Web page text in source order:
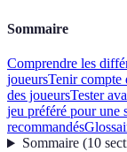
Sommaire
Comprendre les
joueursTenir compte
des joueursTester
jeu préféré pour une
recommandés
Sommaire(10